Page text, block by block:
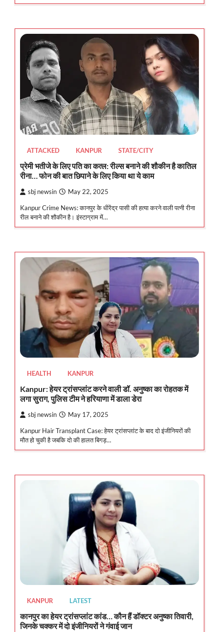
ATTACKED KANPUR STATE/CITY
प्रेमी भतीजे के लिए पति का कत्ल: रील्स बनाने की शौकीन है कातिल
रीना… फोन की बात छिपाने के लिए किया था ये काम
sbj newsin May 22, 2025
Kanpur Crime News: कानपुर के धीरेंद्र पासी की हत्या करने वाली पत्नी रीना
रील बनाने की शौकीन है। इंस्टाग्राम में…
HEALTH KANPUR
Kanpur: हेयर ट्रांसप्लांट करने वाली डॉ. अनुष्का का रोहतक में
लगा सुराग, पुलिस टीम ने हरियाणा में डाला डेरा
sbj newsin May 17, 2025
Kanpur Hair Transplant Case: हेयर ट्रांसप्लांट के बाद दो इंजीनियरों की
मौत हो चुकी है जबकि दो की हालत बिगड़…
KANPUR LATEST
कानपुर का हेयर ट्रांसप्लांट कांड… कौन हैं डॉक्टर अनुष्का तिवारी,
जिनके चक्कर में दो इंजीनियरों ने गंवाई जान